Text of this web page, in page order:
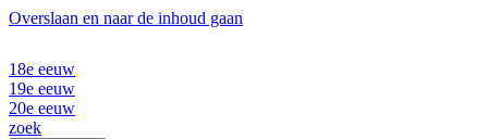
Overslaan en naar de inhoud gaan
18e eeuw
19e eeuw
20e eeuw
zoek